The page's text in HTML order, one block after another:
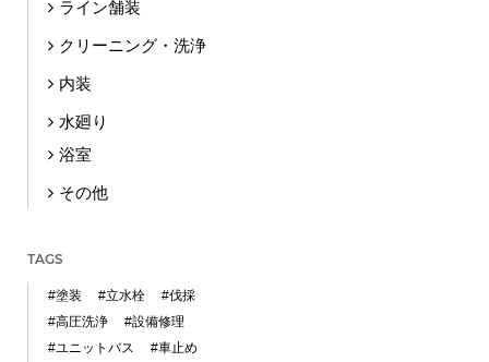
ライン舗装
クリーニング・洗浄
内装
水廻り
浴室
その他
TAGS
#塗装 #立水栓
#伐採
#高圧洗浄
#設備修理
#ユニットバス
#車止め